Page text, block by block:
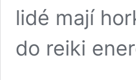
lidé mají
do reiki